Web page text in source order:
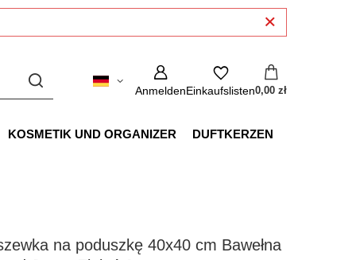
AnmeldenEinkaufslisten0,00 zł
KOSMETIK UND ORGANIZER DUFTKERZEN
na poduszkę 40x40 cm Bawełna